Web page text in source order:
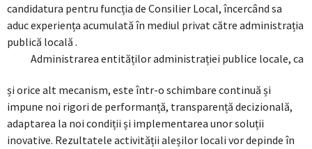
candidatura pentru funcția de Consilier Local, încercând sa
aduc experiența acumulată în mediul privat către administrația
publică locală .
Administrarea entităților administrației publice locale, ca
și orice alt mecanism, este într-o schimbare continuă și
impune noi rigori de performanță, transparență decizională,
adaptarea la noi condiții și implementarea unor soluții
inovative. Rezultatele activității aleșilor locali vor depinde în